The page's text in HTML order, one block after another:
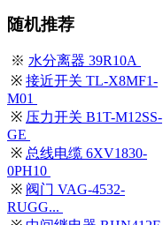
随机推荐
※ 水分离器 39R10A
※ 接近开关 TL-X8MF1-
M01
※ 压力开关 B1T-M12SS-
GE
※ 总线电缆 6XV1830-
0PH10
※ 阀门 VAG-4532-
RUGG...